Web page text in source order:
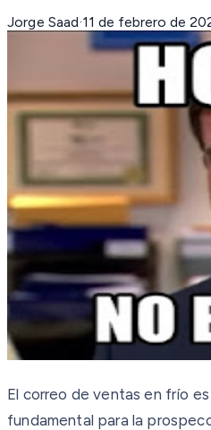
Jorge Saad·11 de febrero de
El correo de ventas en frío
fundamental para la